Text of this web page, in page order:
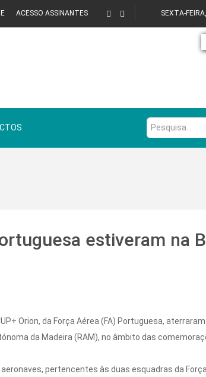
ACESSO ASSINANTES SEXTA-
Pesquisa...
estiveram na
Orion, da Força Aérea (FA) Portuguesa,
da Madeira (RAM), no âmbito das
pertencentes às duas esquadras da Força